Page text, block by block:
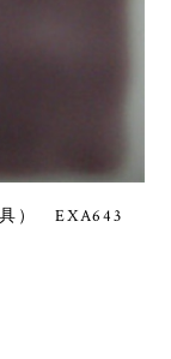
） EXA643